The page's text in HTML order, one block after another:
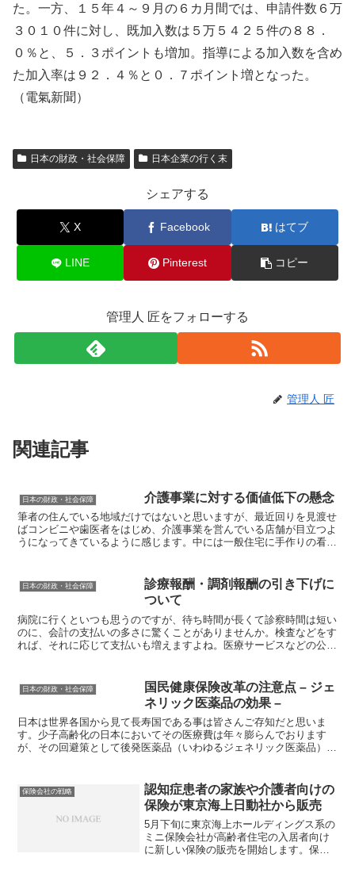
た。一方、１５年４～９月の６カ月間では、申請件数６万
３０１０件に対し、既加入数は５万５４２５件の８８．
０％と、５．３ポイントも増加。指導による加入数を含め
た加入率は９２．４％と０．７ポイント増となった。
（電氣新聞）
日本の財政・社会保障 日本企業の行く末
シェアする
X Facebook はてブ
LINE Pinterest コピー
管理人 匠をフォローする
管理人 匠
関連記事
日本の財政・社会保障 介護事業に対する価値低下の懸念
筆者の住んでいる地域だけではないと思いますが、最近回りを見渡せ
ばコンビニや歯医者をはじめ、介護事業を営んでいる店舗が目立つよ
うになってきているように感じます。中には一般住宅に手作りの看板
日本の財政・社会保障
診療報酬・調剤報酬の引き下げに
ついて
病院に行くといつも思うのですが、待ち時間が長くて診察時間は短い
のに、会計の支払いの多さに驚くことがありませんか。検査などをす
れば、それに応じて支払いも増えますよね。医療サービスなどの公定
日本の財政・社会保障
国民健康保険改革の注意点 – ジェ
ネリック医薬品の効果 –
日本は世界各国から見て長寿国である事は皆さんご存知だと思いま
す。少子高齢化の日本においてその医療費は年々膨らんでおります
が、その回避策として後発医薬品（いわゆるジェネリック医薬品）の
保険会社の戦略
認知症患者の家族や介護者向けの
保険が東京海上日動社から販売
5月下旬に東京海上ホールディングス系の
ミニ保険会社が高齢者住宅の入居者向け
に新しい保険の販売を開始します。保険